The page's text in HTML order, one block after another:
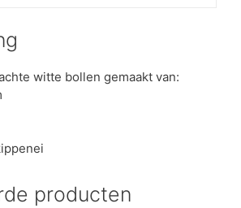
witte bollen gemaakt van:
producten